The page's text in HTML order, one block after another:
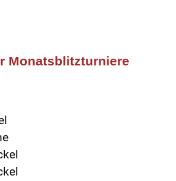
Monatsblitzturniere